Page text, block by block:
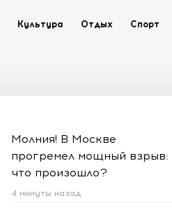
Культура Отдых Спорт
Молния! В Москве
прогремел мощный взрыв:
что произошло?
4 минуты назад